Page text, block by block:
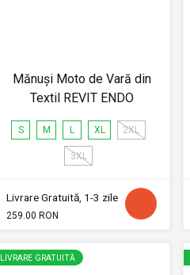
Mănuși Moto de Vară din
Textil REVIT ENDO
S M L XL 2XL
3XL
Livrare Gratuită, 1-3 zile
259.00 RON
LIVRARE GRATUITĂ